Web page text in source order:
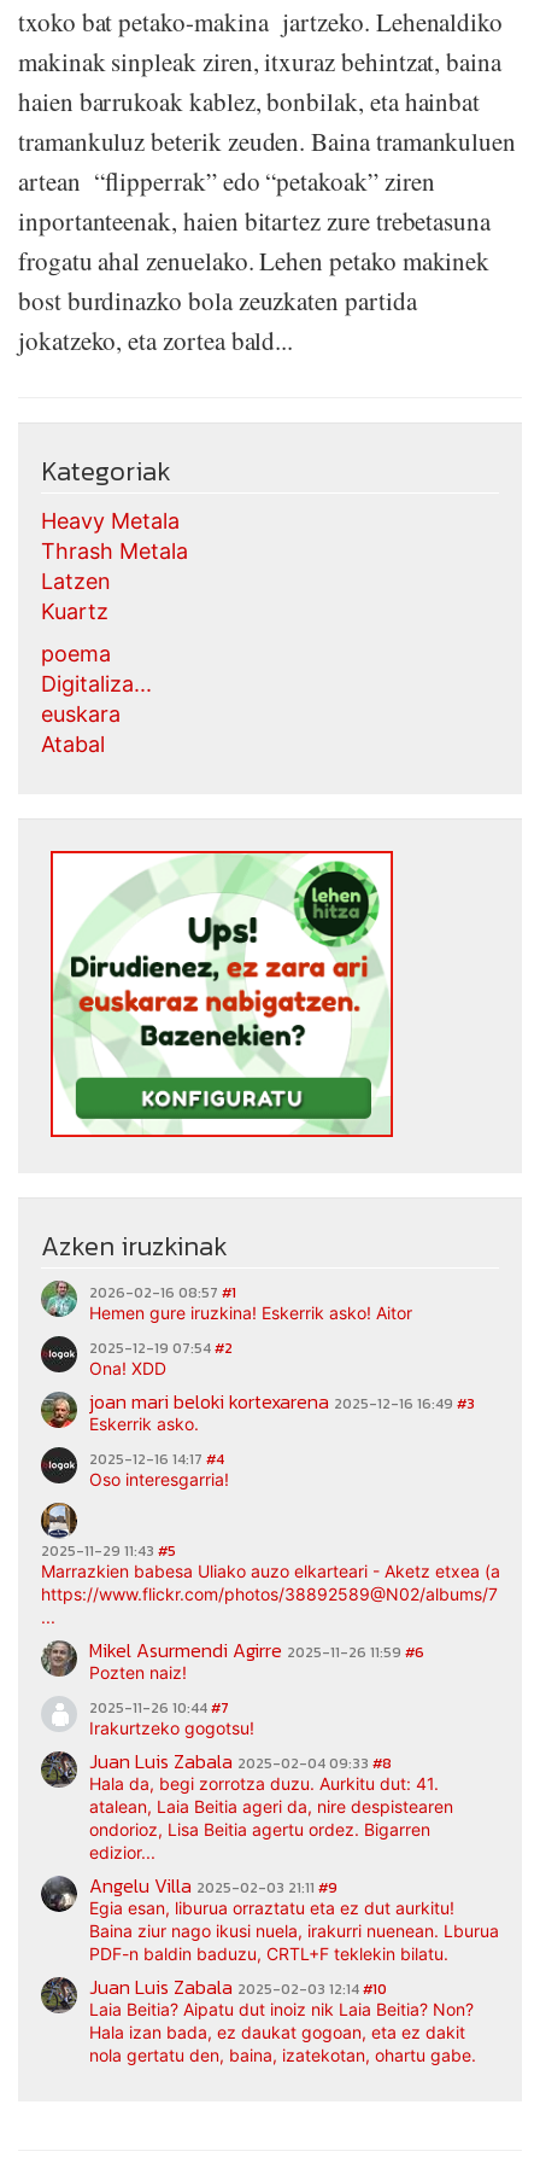
txoko bat petako-makina jartzeko. Lehenaldiko
makinak sinpleak ziren, itxuraz behintzat, baina
haien barrukoak kablez, bonbilak, eta hainbat
tramankuluz beterik zeuden. Baina tramankuluen
artean “flipperrak” edo “petakoak” ziren
inportanteenak, haien bitartez zure trebetasuna
frogatu ahal zenuelako. Lehen petako makinek
bost burdinazko bola zeuzkaten partida
jokatzeko, eta zortea bald...
Kategoriak
Heavy Metala
Thrash Metala
Latzen
Kuartz
poema
Digitaliza...
euskara
Atabal
Azken iruzkinak
2026-02-16 08:57 #1
Hemen gure iruzkina! Eskerrik asko! Aitor
2025-12-19 07:54#2
Ona! XDD
joan mari beloki kortexarena 2025-12-16 16:49 #3
Eskerrik asko.
2025-12-16 14:17 #4
Oso interesgarria!
2025-11-29 11:43 #5
Marrazkien babesa Uliako auzo elkarteari - Aketz etxea
https://www.flickr.com/photos/38892589@N02/albums/
...
Mikel Asurmendi Agirre 2025-11-26 11:59 #6
Pozten naiz!
2025-11-26 10:44#7
Irakurtzeko gogotsu!
Juan Luis Zabala 2025-02-04 09:33 #8
Hala da, begi zorrotza duzu. Aurkitu dut: 41.
atalean, Laia Beitia ageri da, nire despistearen
ondorioz, Lisa Beitia agertu ordez. Bigarren
edizior...
Angelu Villa 2025-02-03 21:11 #9
Egia esan, liburua orraztatu eta ez dut aurkitu!
Baina ziur nago ikusi nuela, irakurri nuenean. Lburua
PDF-n baldin baduzu, CRTL+F teklekin bilatu.
Juan Luis Zabala 2025-02-03 12:14#10
Laia Beitia? Aipatu dut inoiz nik Laia Beitia? Non?
Hala izan bada, ez daukat gogoan, eta ez dakit
nola gertatu den, baina, izatekotan, ohartu gabe.